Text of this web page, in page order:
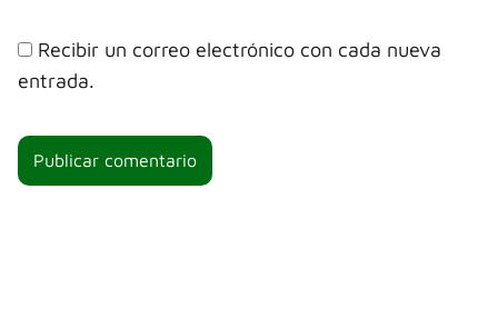
Recibir un correo electrónico con cada nueva
entrada.